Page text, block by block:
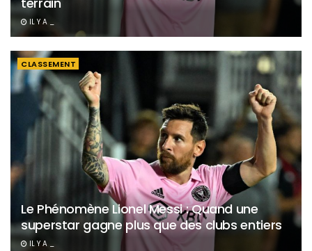
IL Y A _
CLASSEMENT
Le Phénomène Lionel Messi : Quand une
superstar gagne plus que des clubs entiers
IL Y A _